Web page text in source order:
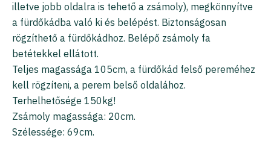
illetve jobb oldalra is tehető a zsámoly), megkönnyítve
a fürdőkádba való ki és belépést. Biztonságosan
rögzíthető a fürdőkádhoz. Belépő zsámoly fa
betétekkel ellátott.
Teljes magassága 105cm, a fürdőkád felső pereméhez
kell rögzíteni, a perem belső oldalához.
Terhelhetősége 150kg!
Zsámoly magassága: 20cm.
Szélessége: 69cm.